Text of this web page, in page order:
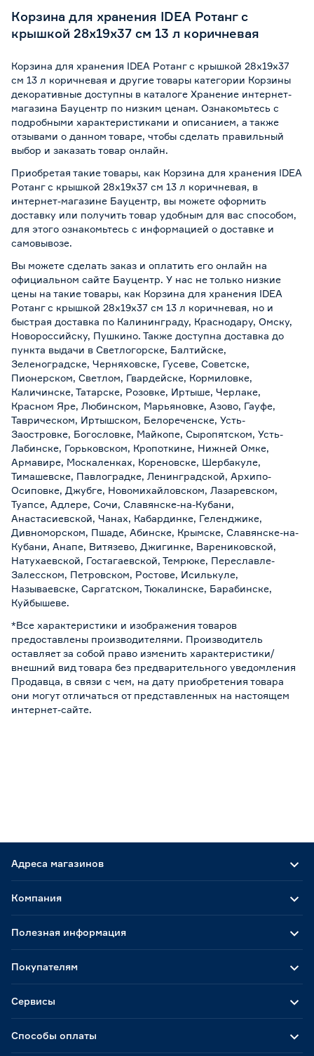
Корзина для хранения IDEA Ротанг с
крышкой 28x19x37 см 13 л коричневая
Корзина для хранения IDEA Ротанг с крышкой 28x19x37
см 13 л коричневая и другие товары категории Корзины
декоративные доступны в каталоге Хранение интернет-
магазина Бауцентр по низким ценам. Ознакомьтесь с
подробными характеристиками и описанием, а также
отзывами о данном товаре, чтобы сделать правильный
выбор и заказать товар онлайн.
Приобретая такие товары, как Корзина для хранения IDEA
Ротанг с крышкой 28x19x37 см 13 л коричневая, в
интернет-магазине Бауцентр, вы можете оформить
доставку или получить товар удобным для вас способом,
для этого ознакомьтесь с информацией о доставке и
самовывозе.
Вы можете сделать заказ и оплатить его онлайн на
официальном сайте Бауцентр. У нас не только низкие
цены на такие товары, как Корзина для хранения IDEA
Ротанг с крышкой 28x19x37 см 13 л коричневая, но и
быстрая доставка по Калининграду, Краснодару, Омску,
Новороссийску, Пушкино. Также доступна доставка до
пункта выдачи в Светлогорске, Балтийске,
Зеленоградске, Черняховске, Гусеве, Советске,
Пионерском, Светлом, Гвардейске, Кормиловке,
Каличинске, Татарске, Розовке, Иртыше, Черлаке,
Красном Яре, Любинском, Марьяновке, Азово, Гауфе,
Таврическом, Иртышском, Белореченске, Усть-
Заостровке, Богословке, Майкопе, Сыропятском, Усть-
Лабинске, Горьковском, Кропоткине, Нижней Омке,
Армавире, Москаленках, Кореновске, Шербакуле,
Тимашевске, Павлоградке, Ленинградской, Архипо-
Осиповке, Джубге, Новомихайловском, Лазаревском,
Туапсе, Адлере, Сочи, Славянске-на-Кубани,
Анастасиевской, Чанах, Кабардинке, Геленджике,
Дивноморском, Пшаде, Абинске, Крымске, Славянске-на-
Кубани, Анапе, Витязево, Джигинке, Варениковской,
Натухаевской, Гостагаевской, Темрюке, Переславле-
Залесском, Петровском, Ростове, Исилькуле,
Называевске, Саргатском, Тюкалинске, Барабинске,
Куйбышеве.
*Все характеристики и изображения товаров
предоставлены производителями. Производитель
оставляет за собой право изменить характеристики/
внешний вид товара без предварительного уведомления
Продавца, в связи с чем, на дату приобретения товара
они могут отличаться от представленных на настоящем
интернет-сайте.
Адреса магазинов
Способы оплаты
Компания
Полезная информация
Покупателям
Сервисы